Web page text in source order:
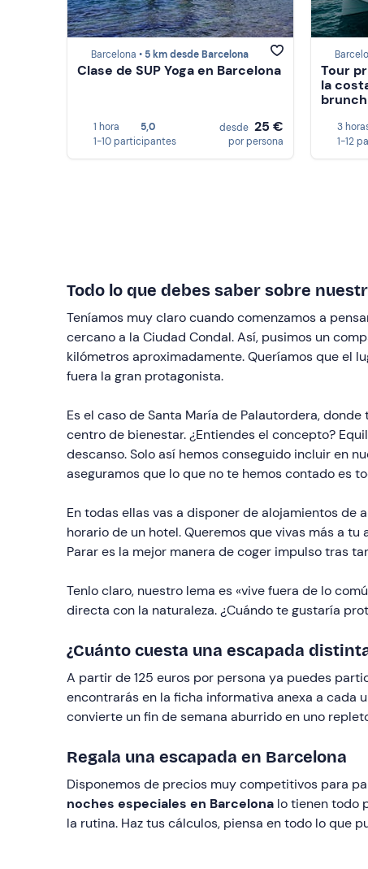
Barcelona • 5 km desde Barcelona
Clase de SUP Yoga en Barcelona
1 hora
5,0
1-10 participantes
desde 25 €
por persona
Tour
la
brunch
3
1-12
Todo lo que debes saber sobre
Teníamos muy claro cuando comenzamos a
cercano a la Ciudad Condal. Así, pusimos un
kilómetros aproximadamente. Queríamos que el
fuera la gran protagonista.
Es el caso de Santa María de Palautordera,
centro de bienestar. ¿Entiendes el concepto?
descanso. Solo así hemos conseguido incluir en
aseguramos que lo que no te hemos contado es
En todas ellas vas a disponer de alojamientos
horario de un hotel. Queremos que vivas más a
Parar es la mejor manera de coger impulso tras
Tenlo claro, nuestro lema es «vive fuera de lo
directa con la naturaleza. ¿Cuándo te gustaría
¿Cuánto cuesta una escapada
A partir de 125 euros por persona ya puedes
encontrarás en la ficha informativa anexa a cada
convierte un fin de semana aburrido en uno
Regala una escapada en Barcelona
Disponemos de precios muy competitivos para
noches especiales en Barcelona lo tienen todo
la rutina. Haz tus cálculos, piensa en todo lo que